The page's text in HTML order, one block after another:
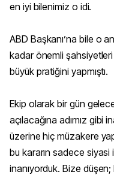
en iyi bilenimiz o idi.
ABD Başkanı’na bile o
kadar önemli şahsiyetleri
büyük pratiğini yapmıştı.
Ekip olarak bir gün
açılacağına adımız gibi
üzerine hiç müzakere
bu kararın sadece
inanıyorduk. Bize